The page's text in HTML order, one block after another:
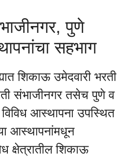
पुणे
सहभाग
शिकाऊ उमेदवारी भरती
संभाजीनगर तसेच पुणे व
आस्थापना उपस्थित
आस्थापनांमधून
क्षेत्रातील शिकाऊ